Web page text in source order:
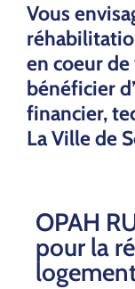
Vous
en coeur
bénéficier
financier,
La Ville de
OPAH
pour la